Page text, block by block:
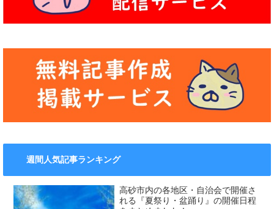
週間人気記事ランキング
高砂市内の各地区・自治会で開催さ
れる『夏祭り・盆踊り』の開催日程